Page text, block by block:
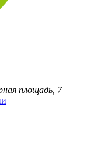
площадь, 7